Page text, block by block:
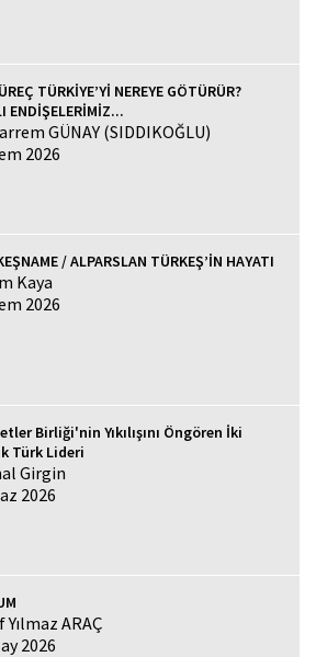
TÜRKİYE’Yİ NEREYE GÖTÜRÜR?
ENDİŞELERİMİZ...
GÜNAY (SIDDIKOĞLU)
2026
/ ALPARSLAN TÜRKEŞ’İN HAYATI
Kaya
2026
Birliği'nin Yıkılışını Öngören İki
Türk Lideri
Girgin
2026
Yılmaz ARAÇ
2026